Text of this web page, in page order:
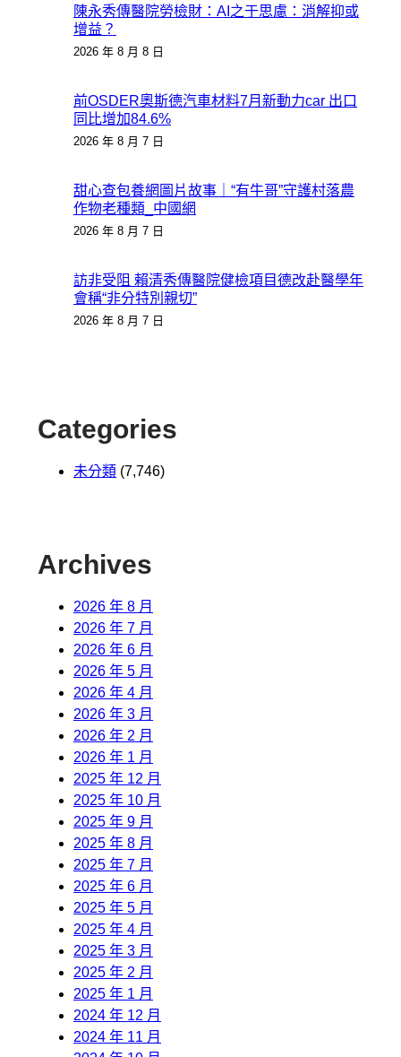
陳永秀傳醫院勞檢財：AI之于思慮：消解抑或
增益？
2026 年 8 月 8 日
前OSDER奧斯德汽車材料7月新動力car 出口
同比增加84.6%
2026 年 8 月 7 日
甜心查包養網圖片故事｜“有牛哥”守護村落農
作物老種類_中國網
2026 年 8 月 7 日
訪非受阻 賴清秀傳醫院健檢項目德改赴醫學年
會稱“非分特別親切”
2026 年 8 月 7 日
Categories
未分類 (7,746)
Archives
2026 年 8 月
2026 年 7 月
2026 年 6 月
2026 年 5 月
2026 年 4 月
2026 年 3 月
2026 年 2 月
2026 年 1 月
2025 年 12 月
2025 年 10 月
2025 年 9 月
2025 年 8 月
2025 年 7 月
2025 年 6 月
2025 年 5 月
2025 年 4 月
2025 年 3 月
2025 年 2 月
2025 年 1 月
2024 年 12 月
2024 年 11 月